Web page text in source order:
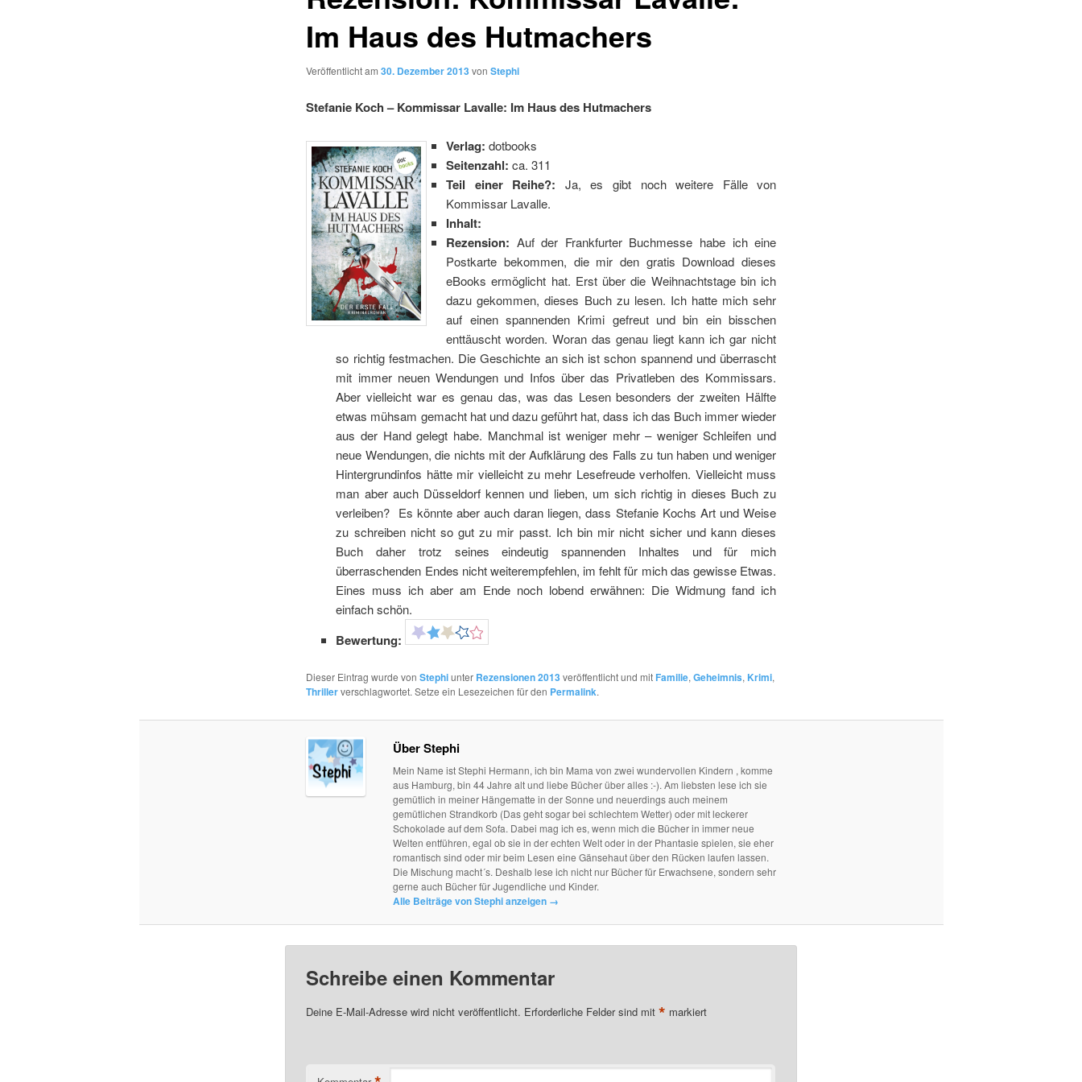
Im Haus des Hutmachers
Veröffentlicht am 30. Dezember 2013 von Stephi
Stefanie Koch – Kommissar Lavalle: Im Haus des Hutmachers
Verlag:dotbooks
Seitenzahl:ca. 311
Teil einer Reihe?: Ja, es gibt noch weitere Fälle von
Kommissar Lavalle.
Inhalt:
Rezension: Auf der Frankfurter Buchmesse habe ich eine
Postkarte bekommen, die mir den gratis Download dieses
eBooks ermöglicht hat. Erst über die Weihnachtstage bin ich
dazu gekommen, dieses Buch zu lesen. Ich hatte mich sehr
auf einen spannenden Krimi gefreut und bin ein bisschen
enttäuscht worden. Woran das genau liegt kann ich gar nicht
so richtig festmachen. Die Geschichte an sich ist schon spannend und überrascht
mit immer neuen Wendungen und Infos über das Privatleben des Kommissars.
Aber vielleicht war es genau das, was das Lesen besonders der zweiten Hälfte
etwas mühsam gemacht hat und dazu geführt hat, dass ich das Buch immer wieder
aus der Hand gelegt habe. Manchmal ist weniger mehr – weniger Schleifen und
neue Wendungen, die nichts mit der Aufklärung des Falls zu tun haben und weniger
Hintergrundinfos hätte mir vielleicht zu mehr Lesefreude verholfen. Vielleicht muss
man aber auch Düsseldorf kennen und lieben, um sich richtig in dieses Buch zu
verleiben? Es könnte aber auch daran liegen, dass Stefanie Kochs Art und Weise
zu schreiben nicht so gut zu mir passt. Ich bin mir nicht sicher und kann dieses
Buch daher trotz seines eindeutig spannenden Inhaltes und für mich
überraschenden Endes nicht weiterempfehlen, im fehlt für mich das gewisse Etwas.
Eines muss ich aber am Ende noch lobend erwähnen: Die Widmung fand ich
einfach schön.
Bewertung:
Dieser Eintrag wurde von Stephiunter Rezensionen 2013 veröffentlicht und mit Familie, Geheimnis, Krimi,
Thrillerverschlagwortet. Setze ein Lesezeichen für den Permalink.
Über Stephi
Mein Name ist Stephi Hermann, ich bin Mama von zwei wundervollen Kindern , komme
aus Hamburg, bin 44 Jahre alt und liebe Bücher über alles :-). Am liebsten lese ich sie
gemütlich in meiner Hängematte in der Sonne und neuerdings auch meinem
gemütlichen Strandkorb (Das geht sogar bei schlechtem Wetter) oder mit leckerer
Schokolade auf dem Sofa. Dabei mag ich es, wenn mich die Bücher in immer neue
Welten entführen, egal ob sie in der echten Welt oder in der Phantasie spielen, sie eher
romantisch sind oder mir beim Lesen eine Gänsehaut über den Rücken laufen lassen.
Die Mischung macht´s. Deshalb lese ich nicht nur Bücher für Erwachsene, sondern sehr
gerne auch Bücher für Jugendliche und Kinder.
Alle Beiträge von Stephi anzeigen →
Schreibe einen Kommentar
Deine E-Mail-Adresse wird nicht veröffentlicht. Erforderliche Felder sind mit * markiert